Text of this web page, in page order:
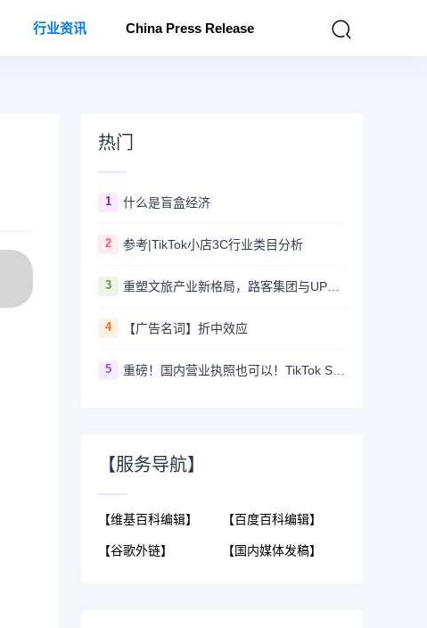
行业资讯 China Press Release
热门
1 什么是盲盒经济
2 参考|TikTok小店3C行业类目分析
3 重塑文旅产业新格局，路客集团与UP+振远文化集团正式签署战略合作协议
4 【广告名词】折中效应
5 重磅！国内营业执照也可以！TikTok Shop美国小店商家自运营模式开放！
【服务导航】
【维基百科编辑】
【谷歌外链】
【百度百科编辑】
【国内媒体发稿】